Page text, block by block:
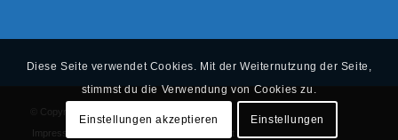
© Copyright - TuS 1863 Damm e.V.
Impressum
Start
Diese Seite verwendet Cookies. Mit der Weiternutzung der Seite,
stimmst du die Verwendung von Cookies zu.
Einstellungen akzeptieren Einstellungen